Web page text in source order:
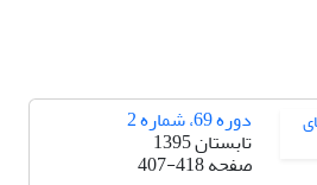
دوره 69، شماره 2
تابستان 1395
صفحه407-418